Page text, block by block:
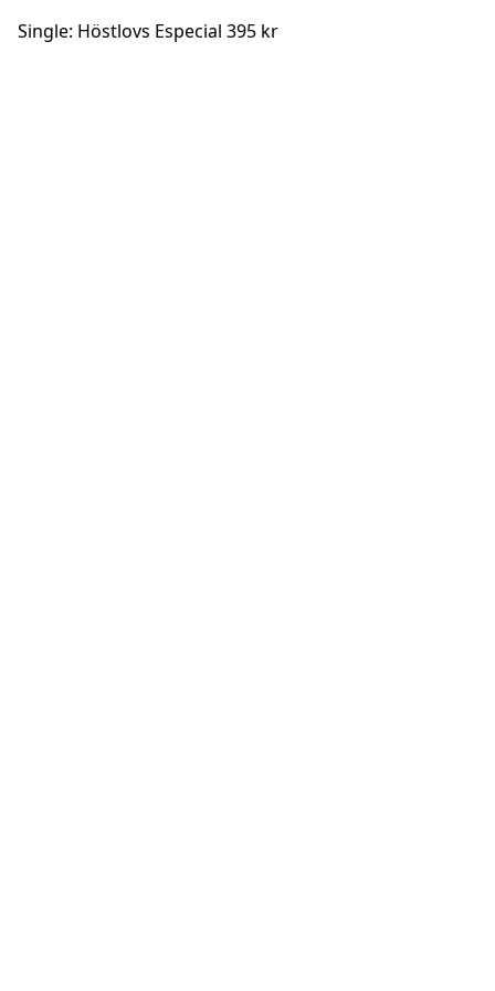
Single: Höstlovs Especial 395 kr